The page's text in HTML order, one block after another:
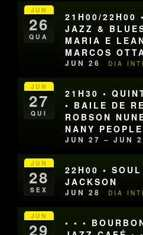
JUN
26
QUA
21H00/22H00
JAZZ &
MARIA E
MARCOS
JUN 26 DIA
JUN
27
QUI
21H30 •
• BAILE DE
ROBSON
NANY PEOPLE
JUN 27 – JUN
JUN
28
SEX
22H00 •
JACKSON
JUN 28 DIA
JUN
29
• • •